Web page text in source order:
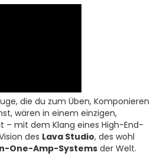
die du zum Üben, Komponieren
wären in einem einzigen,
– mit dem Klang eines High-End-
des Lava Studio, des wohl
One-Amp-Systems der Welt.